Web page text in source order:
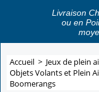
Livraison
ou en
Accueil > Jeux de plein
Objets Volants et Plein
Boomerangs